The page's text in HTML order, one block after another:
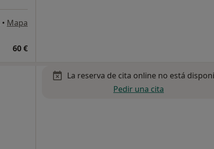
• Mapa
60 €
La reserva de cita online no está
Pedir una cita